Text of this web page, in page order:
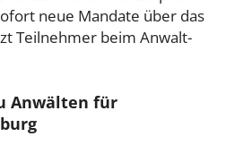
neue Mandate über das
Teilnehmer beim Anwalt-
Anwälten für